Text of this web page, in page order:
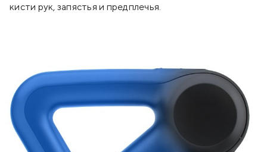
кисти рук, запястья и предплечья.